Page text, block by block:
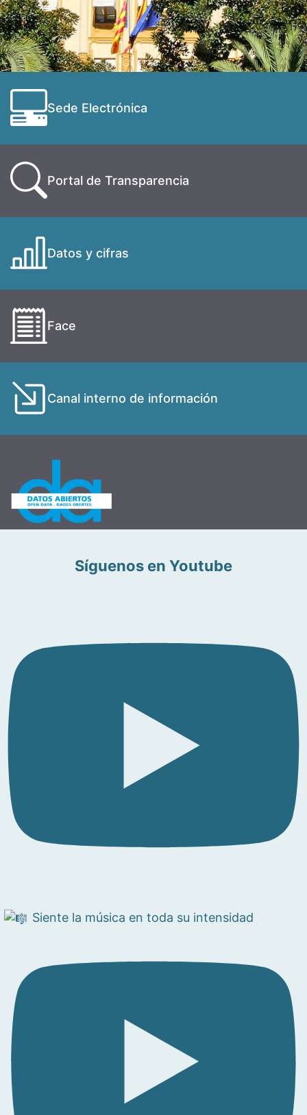
Sede Electrónica
Portal de Transparencia
Datos y cifras
Face
Canal interno de información
Síguenos en Youtube
Siente la música en toda su intensidad